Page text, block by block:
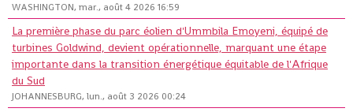
WASHINGTON, mar., août 4 2026 16:59
La première phase du parc éolien d'Ummbila Emoyeni, équipé de
turbines Goldwind, devient opérationnelle, marquant une étape
importante dans la transition énergétique équitable de l'Afrique
du Sud
JOHANNESBURG, lun., août 3 2026 00:24